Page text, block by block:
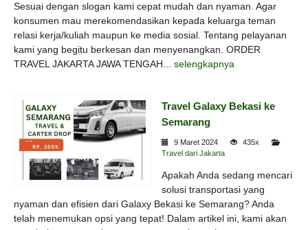
Sesuai dengan slogan kami cepat mudah dan nyaman. Agar
konsumen mau merekomendasikan kepada keluarga teman
relasi kerja/kuliah maupun ke media sosial. Tentang pelayanan
kami yang begitu berkesan dan menyenangkan. ORDER
TRAVEL JAKARTA JAWA TENGAH... selengkapnya
Travel Galaxy Bekasi ke
Semarang
9 Maret 2024
435x
Travel dari Jakarta
Apakah Anda sedang mencari
solusi transportasi yang
nyaman dan efisien dari Galaxy Bekasi ke Semarang? Anda
telah menemukan opsi yang tepat! Dalam artikel ini, kami akan